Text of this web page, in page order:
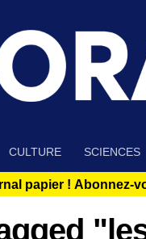
CULTURE SCIENCES
papier ! Abonnez-